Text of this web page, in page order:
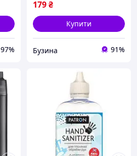
97%
179₴
Купити
Бузина 91%